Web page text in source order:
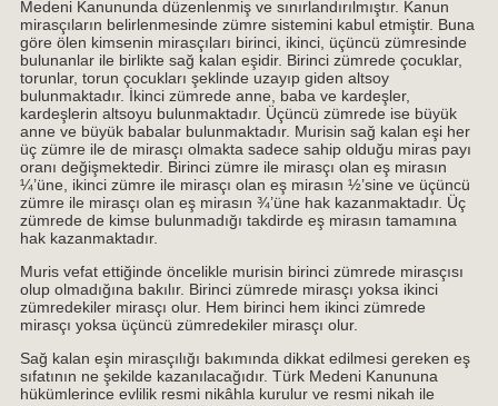
Medeni Kanununda düzenlenmiş ve sınırlandırılmıştır. Kanun
mirasçıların belirlenmesinde zümre sistemini kabul etmiştir. Buna
göre ölen kimsenin mirasçıları birinci, ikinci, üçüncü zümresinde
bulunanlar ile birlikte sağ kalan eşidir. Birinci zümrede çocuklar,
torunlar, torun çocukları şeklinde uzayıp giden altsoy
bulunmaktadır. İkinci zümrede anne, baba ve kardeşler,
kardeşlerin altsoyu bulunmaktadır. Üçüncü zümrede ise büyük
anne ve büyük babalar bulunmaktadır. Murisin sağ kalan eşi her
üç zümre ile de mirasçı olmakta sadece sahip olduğu miras payı
oranı değişmektedir. Birinci zümre ile mirasçı olan eş mirasın
¼’üne, ikinci zümre ile mirasçı olan eş mirasın ½’sine ve üçüncü
zümre ile mirasçı olan eş mirasın ¾’üne hak kazanmaktadır. Üç
zümrede de kimse bulunmadığı takdirde eş mirasın tamamına
hak kazanmaktadır.
Muris vefat ettiğinde öncelikle murisin birinci zümrede mirasçısı
olup olmadığına bakılır. Birinci zümrede mirasçı yoksa ikinci
zümredekiler mirasçı olur. Hem birinci hem ikinci zümrede
mirasçı yoksa üçüncü zümredekiler mirasçı olur.
Sağ kalan eşin mirasçılığı bakımında dikkat edilmesi gereken eş
sıfatının ne şekilde kazanılacağıdır. Türk Medeni Kanununa
hükümlerince evlilik resmi nikâhla kurulur ve resmi nikah ile